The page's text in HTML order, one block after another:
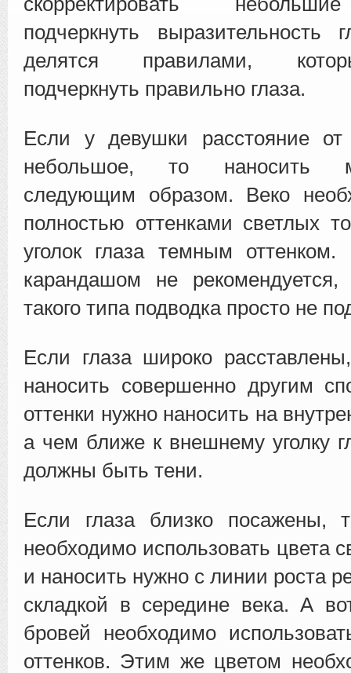
подчеркнуть выразительность
делятся правилами,
подчеркнуть правильно глаза.
Если у девушки расстояние
небольшое, то наносить
следующим образом. Веко
полностью оттенками светлых
уголок глаза темным оттенком.
карандашом не рекомендуется,
такого типа подводка просто не
Если глаза широко
наносить совершенно другим
оттенки нужно наносить на
а чем ближе к внешнему уголку
должны быть тени.
Если глаза близко посажены,
необходимо использовать цвета
и наносить нужно с линии роста
складкой в середине века. А
бровей необходимо
оттенков. Этим же цветом